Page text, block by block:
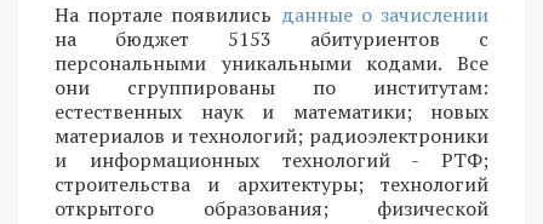
На портале появились данные о зачислении
на бюджет 5153 абитуриентов с
персональными уникальными кодами. Все
они сгруппированы по институтам:
естественных наук и математики; новых
материалов и технологий; радиоэлектроники
и информационных технологий - РТФ;
строительства и архитектуры; технологий
открытого образования; физической